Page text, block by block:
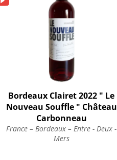
Bordeaux Clairet 2022 " Le
Nouveau Souffle " Château
Carbonneau
France – Bordeaux – Entre - Deux -
Mers